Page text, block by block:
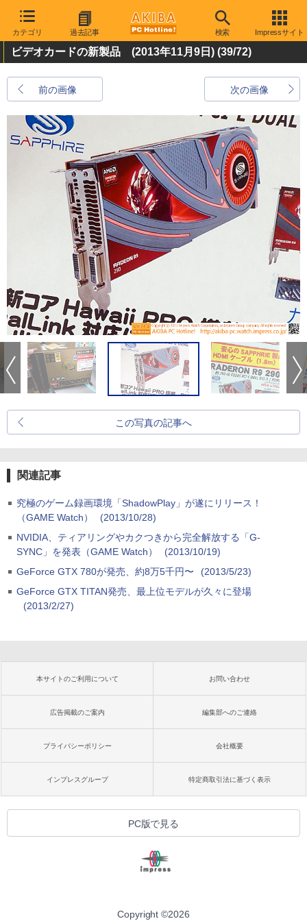
カテゴリ 過去記事 検索 Impressサイト
ビデオカードの新製品 (2013年11月9日) (39/72)
前の画像 次の画像
この写真の記事へ
関連記事
究極のゲーム録画環境「ShadowPlay」が遂にリリース！
（GAME Watch）
(2013/10/28)
NVIDIA、ティアリングやカクつきから完全解放する「G-
SYNC」を発表（GAME Watch）
(2013/10/19)
GeForce GTX 780が発売、約8万5千円〜
(2013/5/23)
GeForce GTX TITAN発売、最上位モデルが久々に登場
(2013/2/27)
本サイトのご利用について お問い合わせ
広告掲載のご案内 編集部へのご連絡
プライバシーポリシー 会社概要
インプレスグループ 特定商取引法に基づく表示
PC版で見る
Copyright ©2026